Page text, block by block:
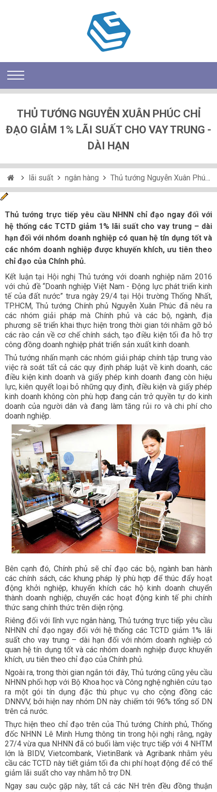
THỦ TƯỚNG NGUYỄN XUÂN PHÚC CHỈ
ĐẠO GIẢM 1% LÃI SUẤT CHO VAY TRUNG -
DÀI HẠN
lãi suất ngân hàng Thủ tướng Nguyễn Xuân Phúc chỉ đạo giảm 1% lãi suất cho vay trung - dài hạn
Thủ tướng trực tiếp yêu cầu NHNN chỉ đạo ngay đối với
hệ thống các TCTD giảm 1% lãi suất cho vay trung – dài
hạn đối với nhóm doanh nghiệp có quan hệ tín dụng tốt và
các nhóm doanh nghiệp được khuyến khích, ưu tiên theo
chỉ đạo của Chính phủ.
Kết luận tại Hội nghị Thủ tướng với doanh nghiệp năm 2016
với chủ đề “Doanh nghiệp Việt Nam - Động lực phát triển kinh
tế của đất nước” trưa ngày 29/4 tại Hội trường Thống Nhất,
TP.HCM, Thủ tướng Chính phủ Nguyễn Xuân Phúc đã nêu ra
các nhóm giải pháp mà Chính phủ và các bộ, ngành, địa
phương sẽ triển khai thực hiện trong thời gian tới nhằm gỡ bỏ
các rào cản về cơ chế chính sách, tạo điều kiện tối đa hỗ trợ
công đồng doanh nghiệp phát triển sản xuất kinh doanh.
Thủ tướng nhấn mạnh các nhóm giải pháp chính tập trung vào
việc rà soát tất cả các quy định pháp luật về kinh doanh, các
điều kiện kinh doanh và giấy phép kinh doanh đang còn hiệu
lực, kiên quyết loại bỏ những quy định, điều kiện và giấy phép
kinh doanh không còn phù hợp đang cản trở quyền tự do kinh
doanh của người dân và đang làm tăng rủi ro và chi phí cho
doanh nghiệp.
Bên cạnh đó, Chính phủ sẽ chỉ đạo các bộ, ngành ban hành
các chính sách, các khung pháp lý phù hợp để thúc đẩy hoạt
động khởi nghiệp, khuyến khích các hộ kinh doanh chuyển
thành doanh nghiệp, chuyển các hoạt động kinh tế phi chính
thức sang chính thức trên diện rộng.
Riêng đối với lĩnh vực ngân hàng, Thủ tướng trực tiếp yêu cầu
NHNN chỉ đạo ngay đối với hệ thống các TCTD giảm 1% lãi
suất cho vay trung – dài hạn đối với nhóm doanh nghiệp có
quan hệ tín dụng tốt và các nhóm doanh nghiệp được khuyến
khích, ưu tiên theo chỉ đạo của Chính phủ.
Ngoài ra, trong thời gian ngắn tới đây, Thủ tướng cũng yêu cầu
NHNN phối hợp với Bộ Khoa học và Công nghệ nghiên cứu tạo
ra một gói tín dụng đặc thù phục vụ cho cộng đồng các
DNNVV, bởi hiện nay nhóm DN này chiếm tới 96% tổng số DN
trên cả nước.
Thực hiện theo chỉ đạo trên của Thủ tướng Chính phủ, Thống
đốc NHNN Lê Minh Hưng thông tin trong hội nghị rằng, ngày
27/4 vừa qua NHNN đã có buổi làm việc trực tiếp với 4 NHTM
lớn là BIDV, Vietcombank, VietinBank và Agribank nhằm yêu
cầu các TCTD này tiết giảm tối đa chi phí hoạt động để có thể
giảm lãi suất cho vay nhằm hỗ trợ DN.
Ngay sau cuộc gặp này, tất cả các NH trên đều đồng thuận